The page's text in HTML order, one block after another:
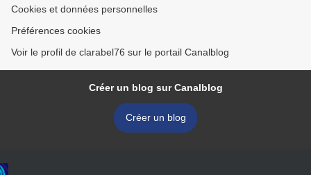
Cookies et données personnelles
Préférences cookies
Voir le profil de clarabel76 sur le portail Canalblog
Créer un blog sur Canalblog
Créer un blog